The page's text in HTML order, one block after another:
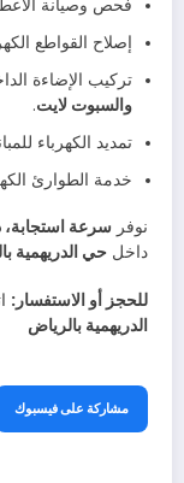
فحص وصيانة
إصلاح القواطع
تركيب الإضاءة
والسبوت لايت.
تمديد الكهرباء
خدمة الطوارئ
نوفر سرعة استجابة،
داخل حي الدريهمية
للحجز أو الاستفسار:
الدريهمية بالرياض
مشاركة على فيسبوك